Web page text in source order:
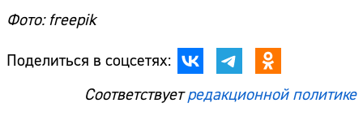
Фото: freepik
Поделиться в соцсетях:
Соответствуетредакционной политике